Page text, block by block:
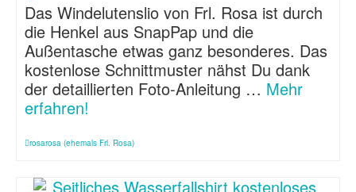
Das Windelutenslio von Frl. Rosa ist durch
die Henkel aus SnapPap und die
Außentasche etwas ganz besonderes. Das
kostenlose Schnittmuster nähst Du dank
der detaillierten Foto-Anleitung … Mehr
erfahren!
rosarosa (ehemals Frl. Rosa)